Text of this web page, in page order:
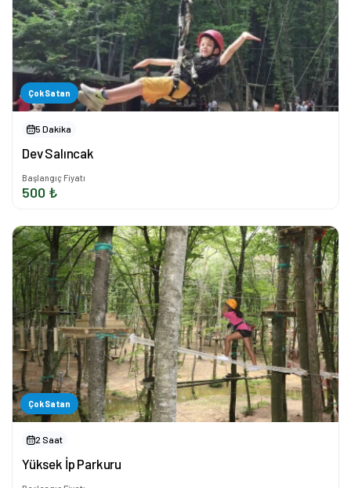
Çok Satan
5 Dakika
Dev Salıncak
Başlangıç Fiyatı
500 ₺
Çok Satan
2 Saat
Yüksek İp Parkuru